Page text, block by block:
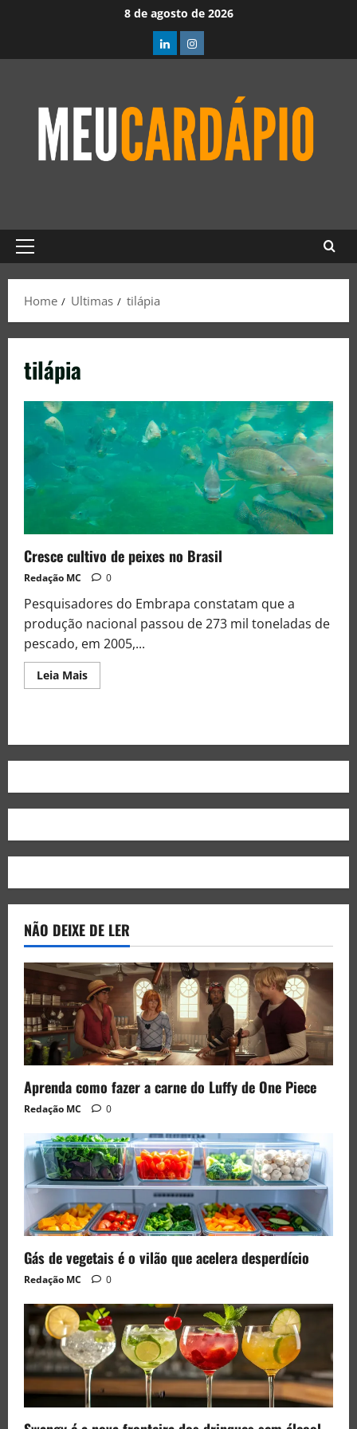
8 de agosto de 2026
Home Ultimas tilápia
tilápia
Cresce cultivo de peixes no Brasil
Redação MC 0
Pesquisadores do Embrapa constatam que a
produção nacional passou de 273 mil toneladas de
pescado, em 2005,...
Leia Mais
NÃO DEIXE DE LER
Aprenda como fazer a carne do Luffy de One Piece
Redação MC 0
Gás de vegetais é o vilão que acelera desperdício
Redação MC 0